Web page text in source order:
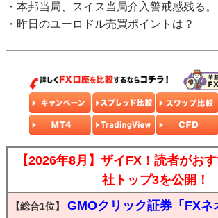
・本邦当局、スイス当局介入警戒感残る。
・昨日のユーロドル売買ポイントは？
【2026年8月】ザイFX！読者がお
社トップ3を公開！
【総合1位】 GMOクリック証券「FXネ